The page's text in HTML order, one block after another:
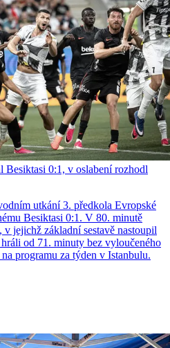
Besiktasi 0:1, v oslabení rozhodl
utkání 3. předkola Evropské
Besiktasi 0:1. V 80. minutě
jejichž základní sestavě nastoupil
od 71. minuty bez vyloučeného
programu za týden v Istanbulu.